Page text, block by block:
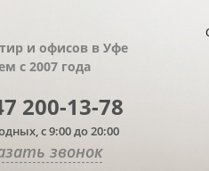
и офисов в Уфе
с 2007 года
200-13-78
с 9:00 до 20:00
звонок